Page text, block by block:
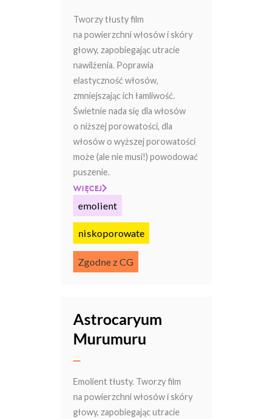
Tworzy tłusty film
na powierzchni włosów i skóry
głowy, zapobiegając utracie
nawilżenia. Poprawia
elastyczność włosów,
zmniejszając ich łamliwość.
Świetnie nada się dla włosów
o niższej porowatości, dla
włosów o wyższej porowatości
może (ale nie musi!) powodować
puszenie.
WIĘCEJ
emolient
niskoporowate
Zgodne z CG
Astrocaryum
Murumuru
Emolient tłusty. Tworzy film
na powierzchni włosów i skóry
głowy, zapobiegając utracie